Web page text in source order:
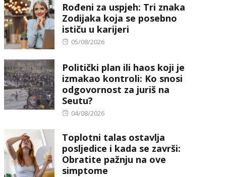
Rođeni za uspjeh: Tri znaka
Zodijaka koja se posebno
ističu u karijeri
Posted
05/08/2026
Politički plan ili haos koji je
izmakao kontroli: Ko snosi
odgovornost za juriš na
Seutu?
Posted
04/08/2026
Toplotni talas ostavlja
posljedice i kada se završi:
Obratite pažnju na ove
simptome